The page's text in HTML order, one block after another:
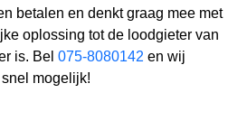
betalen en denkt graag mee met
oplossing tot de loodgieter van
is. Bel 075-8080142 en wij
mogelijk!